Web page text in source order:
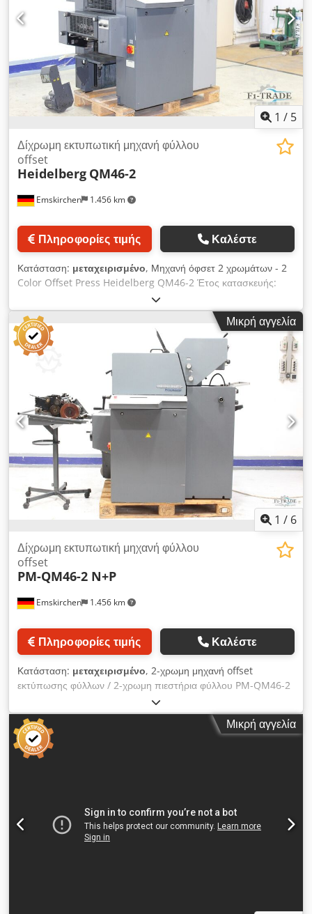
1 / 5
Emskirchen 1.456 km
Δίχρωμη εκτυπωτική μηχανή φύλλου
offset
Heidelberg QM46-2
Πληροφορίες τιμής Καλέστε
Κατάσταση: μεταχειρισμένο, Μηχανή όφσετ 2 χρωμάτων - 2
Color Offset Press Heidelberg QM46-2 Έτος κατασκευής:
1999 - Serial-No. 959690 Dcjdpfx Ajyw Ugasfnok Ελάχιστη
διάσταση φύλλου: 140 mm × 89 mm - Μέγιστη: 340 x 460
mm Μέγιστη ταχύτητα εκτύπωσης: 10.000 φύλλα/ώρα Πάχος
υλικού: 0,04 mm – 0,3 mm Σύστημα υγράνσεως: DDS
Αυτόματο σύστημα τοποθέτησης πλακών (Autplate) Έκδοση
Plus Τροφοδότης ταινιών (Streifeneinleger) Σύστημα ξηρής
σκόνης (Dry pollinators) Επιθεώρηση μέσω βίντεο
διαδικτυακά (WhatsApp – MS Zoom – Telegram) Άμεσα
διαθέσιμο – Εμσκίρχεν/Νυρεμβέργη – Δυνατότητα δοκιμής
Μικρή αγγελία
1 / 6
Emskirchen 1.456 km
Δίχρωμη εκτυπωτική μηχανή φύλλου
offset
PM-QM46-2 N+P
Πληροφορίες τιμής Καλέστε
Κατάσταση: μεταχειρισμένο, 2-χρωμη μηχανή offset
εκτύπωσης φύλλων / 2-χρωμη πιεστήρια φύλλου PM-QM46-2
N+P Dodpfx Afjyv A S Uenock Διαδικτυακή επιθεώρηση μέσω
βίντεο με WhatsApp - MS Zoom - Telegram Άμεσα διαθέσιμο
σε απόθεμα Emskirchen/Nürnberg – Δυνατότητα δοκιμής
Μικρή αγγελία